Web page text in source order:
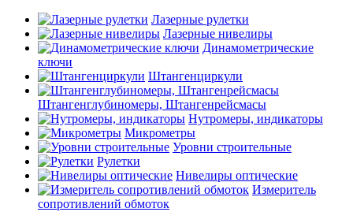
Лазерные рулетки
Лазерные нивелиры
Динамометрические
ключи
Штангенциркули
Штангенглубиномеры, Штангенрейсмасы
Нутромеры, индикаторы
Микрометры
Уровни строительные
Рулетки
Нивелиры оптические
Измеритель
сопротивлений обмоток